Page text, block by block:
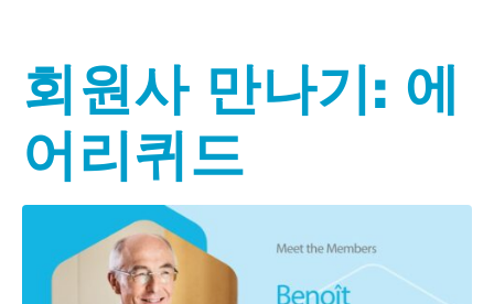
회원사 만나기: 에
어리퀴드